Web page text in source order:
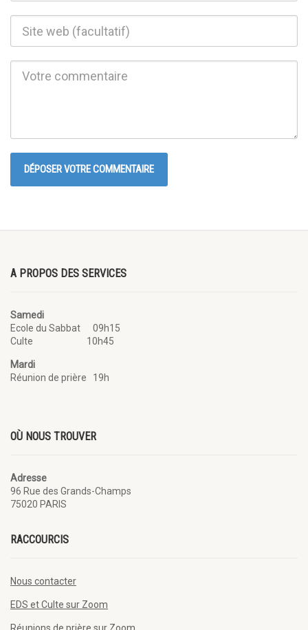
A PROPOS DES SERVICES
Samedi
Ecole du Sabbat 09h15
Culte 10h45
Mardi
Réunion de prière 19h
OÙ NOUS TROUVER
Adresse
96 Rue des Grands-Champs
75020 PARIS
RACCOURCIS
Nous contacter
EDS et Culte sur Zoom